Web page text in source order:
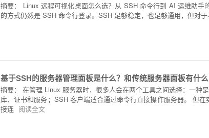
摘要： Linux 远程可视化桌面怎么选？从 SSH 命令行到 AI 运维助
的方式仍然是 SSH 命令行登录。SSH 足够稳定，也足够通用，但对
基于SSH的服务器管理面板是什么？和传统服务器面板有什么
摘要：在管理 Linux 服务器时，很多人会在两个工具之间选择：一种
库、证书和服务；SSH 客户端适合通过命令行直接操作服务器。 但
接连 阅读全文